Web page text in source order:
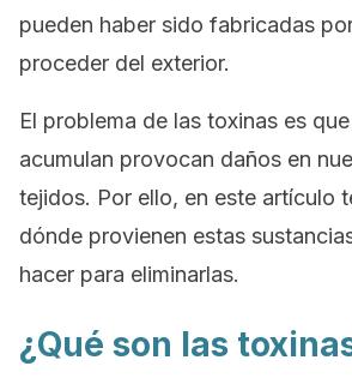
pueden haber sido fabricadas
proceder del exterior.
El problema de las toxinas es
acumulan provocan daños en
tejidos. Por ello, en este artículo
dónde provienen estas
hacer para eliminarlas.
¿Qué son las